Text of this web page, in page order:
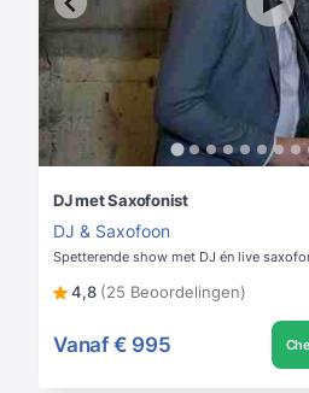
DJ met Saxofonist
DJ & Saxofoon
Spetterende show met DJ én live
4,8 (25 Beoordelingen)
Vanaf € 995